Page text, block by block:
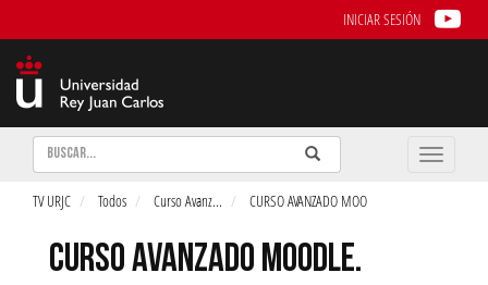
INICIAR SESIÓN
Buscar Enviar
Buscar
Toggle
TV URJC Todos Curso Avanz... CURSO AVANZADO MOO
CURSO AVANZADO MOODLE.